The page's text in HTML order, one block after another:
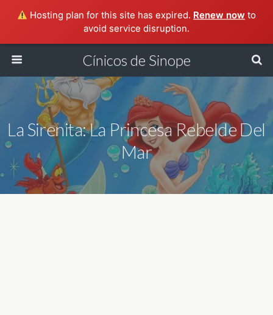
Hosting plan for this site has expired. Renew now to
avoid service disruption.
Cínicos de Sinope
La Sirenita: La Princesa Rebelde Del
Mar